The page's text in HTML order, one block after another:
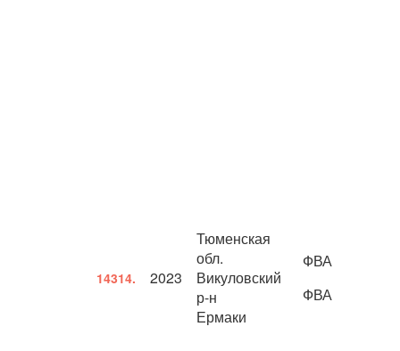
14314. 2023
Тюменская
обл.
Викуловский
р-н
Ермаки
ФВА
ФВА